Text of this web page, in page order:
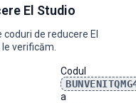
0
0
aug. sept. oct.
170 140 210 110
140 110 110 70
109 86
El Studio
de reducere El
verificăm.
Codul
a